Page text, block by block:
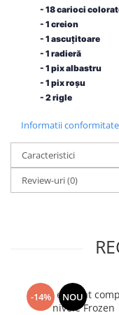
- 18 carioci
- 1 creion
- 1 ascuțitoare
- 1 radieră
- 1 pix albastru
- 1 pix roșu
- 2 rigle
Informatii
Caracteristici
Review-uri(0)
-14% NOU
Penar echipat complet 3
nivele Frozen